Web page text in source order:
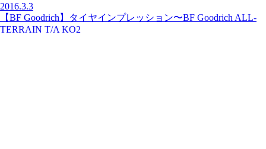
2016.3.3
【BF Goodrich】タイヤインプレッション〜BF Goodrich ALL-
TERRAIN T/A KO2